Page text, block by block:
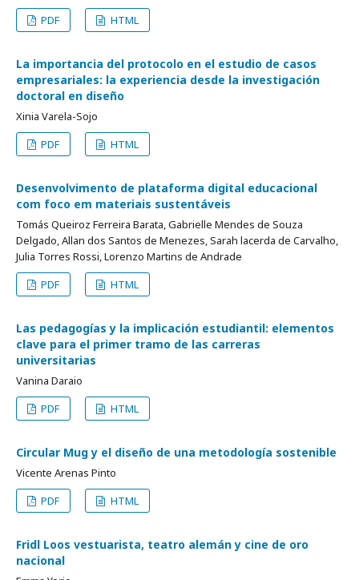
PDF
HTML
La importancia del protocolo en el estudio de casos
empresariales: la experiencia desde la investigación
doctoral en diseño
Xinia Varela-Sojo
PDF
HTML
Desenvolvimento de plataforma digital educacional
com foco em materiais sustentáveis
Tomás Queiroz Ferreira Barata, Gabrielle Mendes de Souza
Delgado, Allan dos Santos de Menezes, Sarah lacerda de Carvalho,
Julia Torres Rossi, Lorenzo Martins de Andrade
PDF
HTML
Las pedagogías y la implicación estudiantil: elementos
clave para el primer tramo de las carreras
universitarias
Vanina Daraio
PDF
HTML
Circular Mug y el diseño de una metodología sostenible
Vicente Arenas Pinto
PDF
HTML
Fridl Loos vestuarista, teatro alemán y cine de oro
nacional